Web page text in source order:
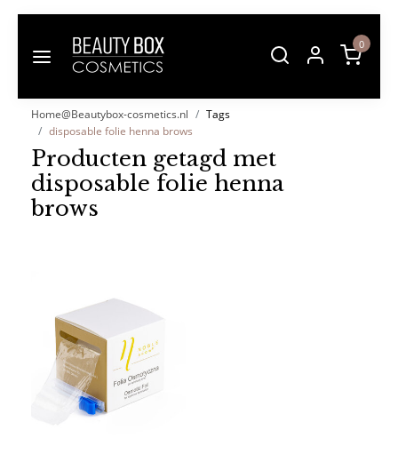
0
Home@Beautybox-cosmetics.nl
Tags
disposable folie henna brows
Producten getagd met
disposable folie henna
brows